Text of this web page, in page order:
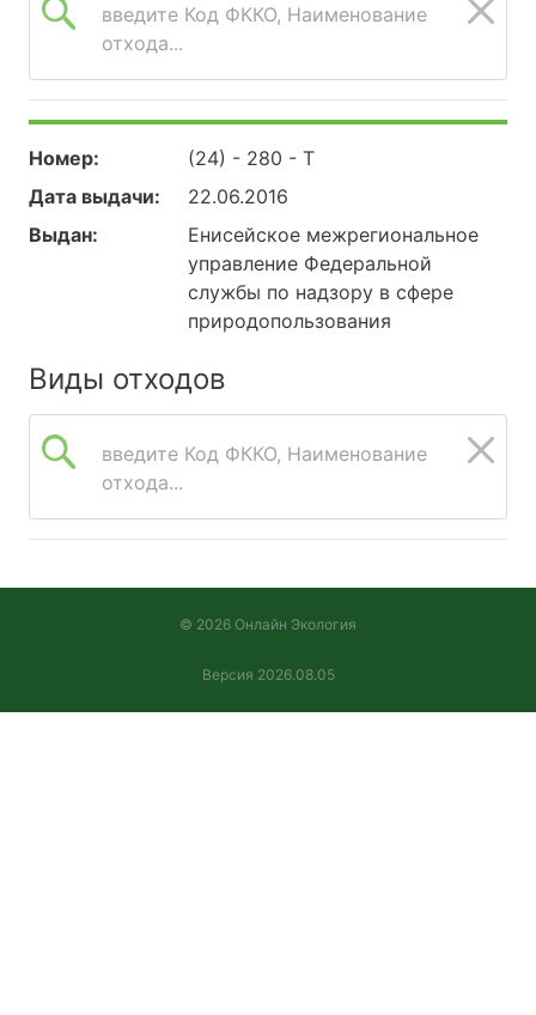
введите Код ФККО, Наименование
отхода...
Номер:
(24) - 280 - Т
Дата выдачи:
22.06.2016
Выдан:
Енисейское межрегиональное
управление Федеральной
службы по надзору в сфере
природопользования
Виды отходов
введите Код ФККО, Наименование
отхода...
© 2026 Онлайн Экология
Версия 2026.08.05